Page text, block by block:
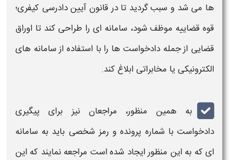
ها می شد و سبب گردید تا در قانون آیین دادرسی کیفری؛
قوه قضاییه موظف شود، سامانه ای را طراحی کند تا اوراق
قضایی از جملهدادخواست ها را با استفاده از سامانه های
الکترونیکی یا مخابراتی ابلاغ کند.
به همین منظور، مراجعان نیز برای
پیگیری
دادخواست با شماره پرونده و رمز شخصی باید به سامانه
ای که به این منظور ایجاد شده است مراجعه نمایند که این